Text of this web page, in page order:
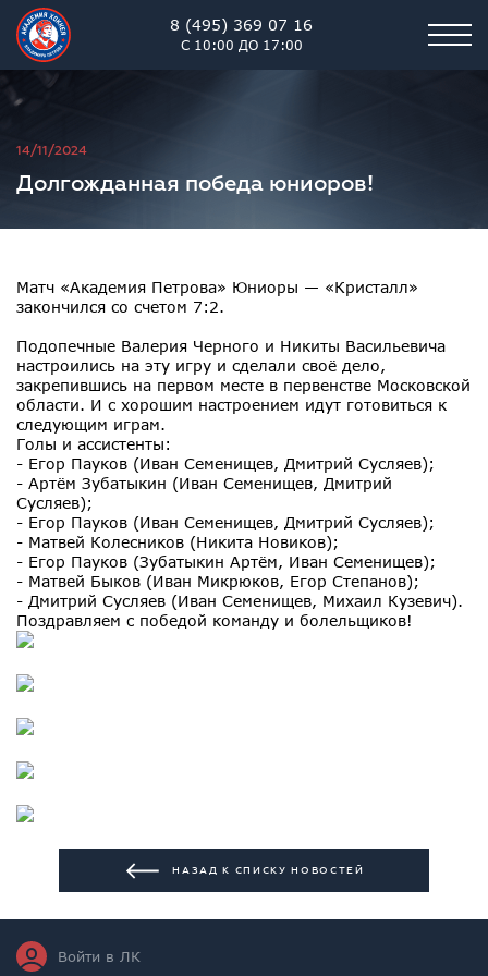
8 (495) 369 07 16
С 10:00 ДО 17:00
Академия хоккея им. В.В.
14/11/2024
Долгожданная победа юниоров!
Матч «Академия Петрова» Юниоры — «Кристалл»
закончился со счетом 7:2.
Подопечные Валерия Черного и Никиты Васильевича
настроились на эту игру и сделали своё дело,
закрепившись на первом месте в первенстве Московской
области. И с хорошим настроением идут готовиться к
следующим играм.
Голы и ассистенты:
- Егор Пауков (Иван Семенищев, Дмитрий Сусляев);
- Артём Зубатыкин (Иван Семенищев, Дмитрий
Сусляев);
- Егор Пауков (Иван Семенищев, Дмитрий Сусляев);
- Матвей Колесников (Никита Новиков);
- Егор Пауков (Зубатыкин Артём, Иван Семенищев);
- Матвей Быков (Иван Микрюков, Егор Степанов);
- Дмитрий Сусляев (Иван Семенищев, Михаил Кузевич).
Поздравляем с победой команду и болельщиков!
НАЗАД К СПИСКУ НОВОСТЕЙ
Войти в ЛК